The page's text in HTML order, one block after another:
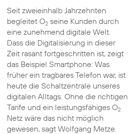
Seit zweieinhalb Jahrzehnten
begleitet O2seine Kunden durch
eine zunehmend digitale Welt.
Dass die Digitalisierung in dieser
Zeit rasant fortgeschritten ist, zeigt
das Beispiel Smartphone: Was
früher ein tragbares Telefon war, ist
heute die Schaltzentrale unseres
digitalen Alltags. Ohne die richtigen
Tarife und ein leistungsfähiges O2
Netz wäre das nicht möglich
gewesen, sagt Wolfgang Metze.